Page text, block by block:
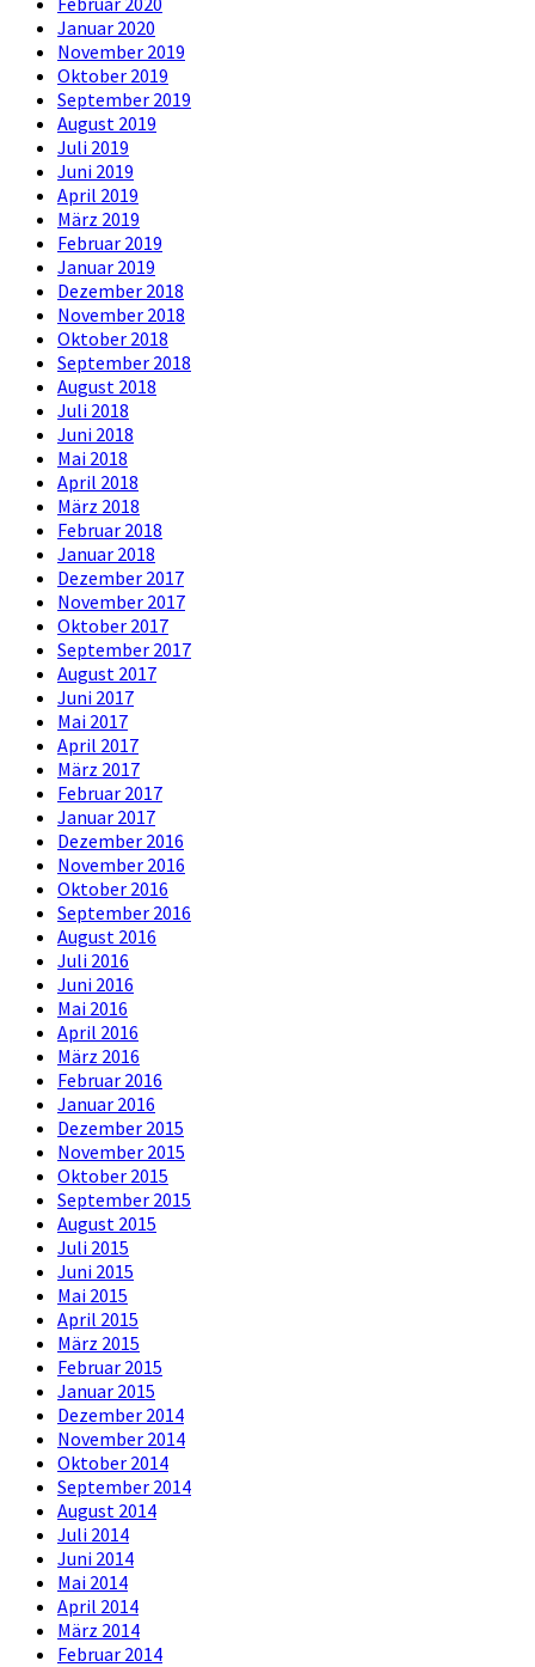
Januar 2020
November 2019
Oktober 2019
September 2019
August 2019
Juli 2019
Juni 2019
April 2019
März 2019
Februar 2019
Januar 2019
Dezember 2018
November 2018
Oktober 2018
September 2018
August 2018
Juli 2018
Juni 2018
Mai 2018
April 2018
März 2018
Februar 2018
Januar 2018
Dezember 2017
November 2017
Oktober 2017
September 2017
August 2017
Juni 2017
Mai 2017
April 2017
März 2017
Februar 2017
Januar 2017
Dezember 2016
November 2016
Oktober 2016
September 2016
August 2016
Juli 2016
Juni 2016
Mai 2016
April 2016
März 2016
Februar 2016
Januar 2016
Dezember 2015
November 2015
Oktober 2015
September 2015
August 2015
Juli 2015
Juni 2015
Mai 2015
April 2015
März 2015
Februar 2015
Januar 2015
Dezember 2014
November 2014
Oktober 2014
September 2014
August 2014
Juli 2014
Juni 2014
Mai 2014
April 2014
März 2014
Februar 2014